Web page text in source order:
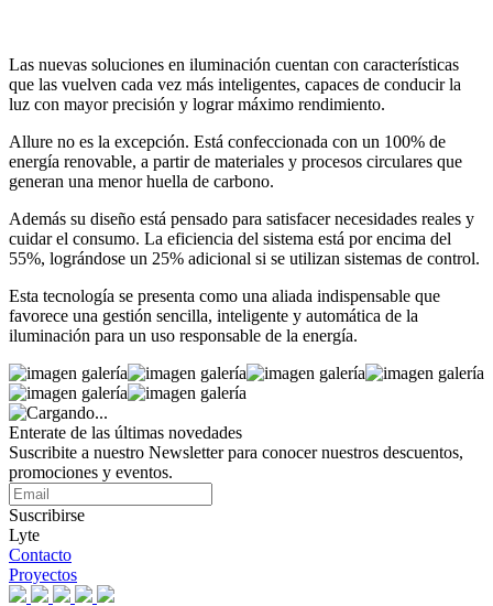
Las nuevas soluciones en iluminación cuentan con características
que las vuelven cada vez más inteligentes, capaces de conducir la
luz con mayor precisión y lograr máximo rendimiento.
Allure no es la excepción. Está confeccionada con un 100% de
energía renovable, a partir de materiales y procesos circulares que
generan una menor huella de carbono.
Además su diseño está pensado para satisfacer necesidades reales y
cuidar el consumo. La eficiencia del sistema está por encima del
55%, lográndose un 25% adicional si se utilizan sistemas de control.
Esta tecnología se presenta como una aliada indispensable que
favorece una gestión sencilla, inteligente y automática de la
iluminación para un uso responsable de la energía.
Enterate de las últimas novedades
Suscribite a nuestro Newsletter para conocer nuestros descuentos,
promociones y eventos.
Suscribirse
Lyte
Contacto
Proyectos